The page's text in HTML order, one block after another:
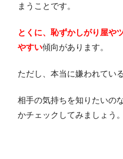
まうことです。
とくに、恥ずかしがり屋や
やすい傾向があります。
ただし、本当に嫌われてい
相手の気持ちを知りたいの
かチェックしてみましょう。